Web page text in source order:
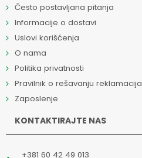
Često postavljana pitanja
Informacije o dostavi
Uslovi korišćenja
O nama
Politika privatnosti
Pravilnik o rešavanju reklamacija
Zaposlenje
KONTAKTIRAJTE NAS
+381 60 42 49 013